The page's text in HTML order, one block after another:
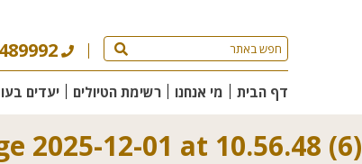
דף הבית מי אנחנו רשימת הטיולים יעדים
2025-12-01 at 10.56.48 (6)